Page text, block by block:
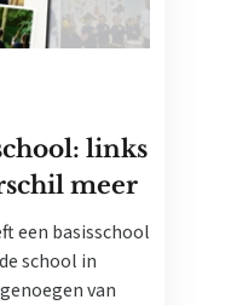
links
meer
een basisschool
school in
van